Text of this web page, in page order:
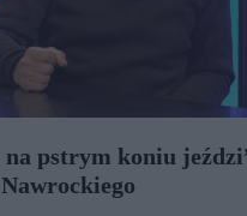
na pstrym koniu